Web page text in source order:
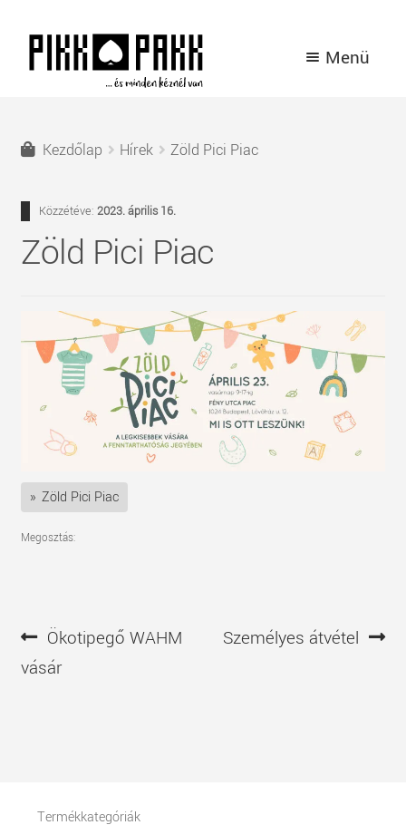
Ugrás
Kilépés
Menü
HÍREK
KAPCSOLAT
BELÉPÉS / REGISZTRÁCIÓ
Kezdőlap Hírek Zöld Pici Piac
Közzétéve: 2023. április 16.
Zöld Pici Piac
Zöld Pici Piac
Megosztás:
Bejegyzés
navigáció
Előző
bejegyzés
Ökotipegő WAHM
vásár
Következő
Személyes átvétel
Termékkategóriák